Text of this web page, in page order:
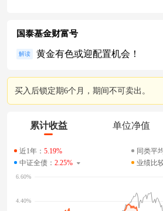
国泰基金财富号
解读 黄金有色或迎配置机会！
买入后锁定期6个月，期间不可卖出。
累计收益 单位净值
近1年： 5.19% 同类平
中证全债： 2.25% 业绩比